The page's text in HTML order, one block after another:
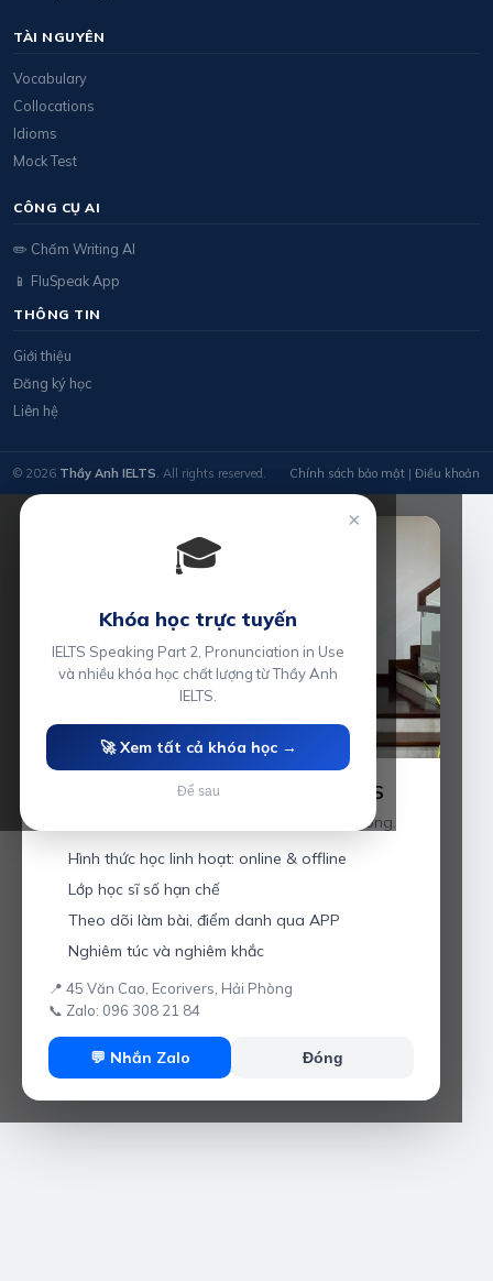
TÀI NGUYÊN
Vocabulary
Collocations
Idioms
Mock Test
CÔNG CỤ AI
✏️ Chấm Writing AI
📱 FluSpeak App
THÔNG TIN
Giới thiệu
Đăng ký học
Liên hệ
© 2026 Thầy Anh IELTS. All rights reserved. Chính sách bảo mật | Điều khoản
Luyện thi IELTS cùng Thầy Anh IELTS
Giáo viên hơn 10 năm kinh nghiệm tại Hải Phòng.
Hình thức học linh hoạt: online & offline
Lớp học sĩ số hạn chế
Theo dõi làm bài, điểm danh qua APP
Nghiêm túc và nghiêm khắc
📍 45 Văn Cao, Ecorivers, Hải Phòng
📞 Zalo: 096 308 21 84
💬 Nhắn Zalo Đóng
×
🎓
Khóa học trực tuyến
IELTS Speaking Part 2, Pronunciation in Use
và nhiều khóa học chất lượng từ Thầy Anh
IELTS.
🚀 Xem tất cả khóa học →
Để sau